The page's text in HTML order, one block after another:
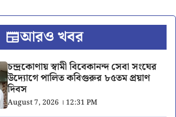
আরও খবর
চন্দ্রকোণায় স্বামী বিবেকানন্দ সেবা সংঘের
উদ্যোগে পালিত কবিগুরুর ৮৫তম প্রয়াণ
দিবস
August 7, 2026 । 12:31 PM